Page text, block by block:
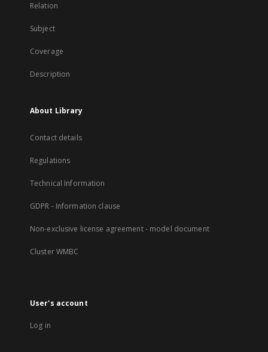
Relation
Subject
Coverage
Description
About Library
Contact details
Regulations
Technical Information
GDPR - Information clause
Non-exclusive license agreement - model document
Cluster WMBC
User's account
Log in